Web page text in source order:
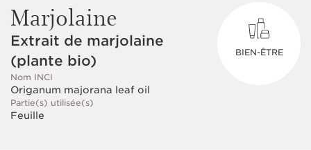
Marjolaine
Extrait de marjolaine
(plante bio)
Nom INCI
Origanum majorana leaf oil
Partie(s) utilisée(s)
Feuille
BIEN-ÊTRE